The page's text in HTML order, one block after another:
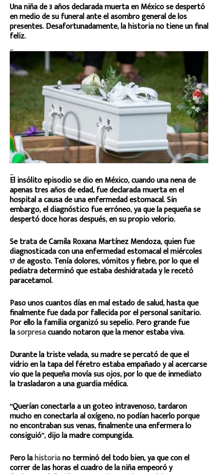
Una niña de 3 años declarada muerta en México se despertó
en medio de su funeral ante el asombro general de los
presentes. Desafortunadamente, la historia no tiene un final
feliz.
El insólito episodio se dio en México, cuando una nena de
apenas tres años de edad, fue declarada muerta en el
hospital a causa de una enfermedad estomacal. Sin
embargo, el diagnóstico fue erróneo, ya que la pequeña se
despertó doce horas después, en su propio velorio.
Se trata de Camila Roxana Martínez Mendoza, quien fue
diagnosticada con una enfermedad estomacal el miércoles
17 de agosto. Tenía dolores, vómitos y fiebre, por lo que el
pediatra determinó que estaba deshidratada y le recetó
paracetamol.
Paso unos cuantos días en mal estado de salud, hasta que
finalmente fue dada por fallecida por el personal sanitario.
Por ello la familia organizó su sepelio. Pero grande fue
lasorpresacuando notaron que la menor estaba viva.
Durante la triste velada, su madre se percató de que el
vidrio en la tapa del féretro estaba empañado y al acercarse
vio que la pequeña movía sus ojos, por lo que de inmediato
la trasladaron a una guardia médica.
“Querían conectarla a un goteo intravenoso, tardaron
mucho en conectarla al oxígeno, no podían hacerlo porque
no encontraban sus venas, finalmente una enfermera lo
consiguió”, dijo la madre compungida.
Pero lahistoriano terminó del todo bien, ya que con el
correr de las horas el cuadro de la niña empeoró y